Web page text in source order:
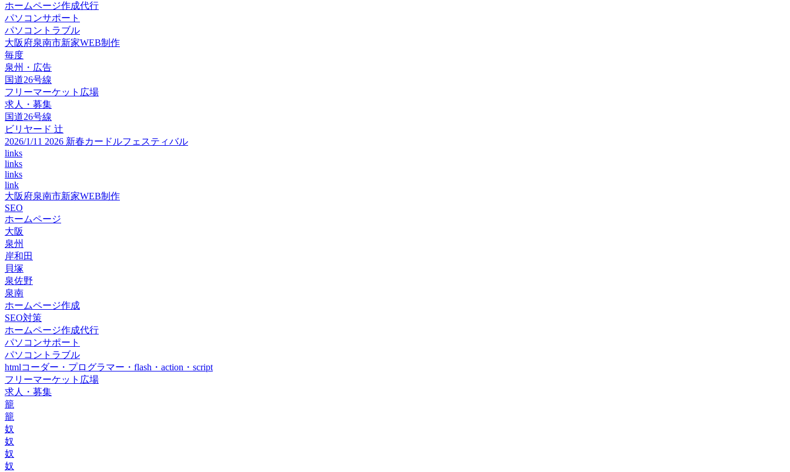
ホームページ作成代行
パソコンサポート
パソコントラブル
大阪府泉南市新家WEB制作
毎度
泉州・広告
国道26号線
フリーマーケット広場
求人・募集
国道26号線
ビリヤード 辻
2026/1/11 2026 新春カードルフェスティバル
links
links
links
link
大阪府泉南市新家WEB制作
SEO
ホームページ
大阪
泉州
岸和田
貝塚
泉佐野
泉南
ホームページ作成
SEO対策
ホームページ作成代行
パソコンサポート
パソコントラブル
htmlコーダー・プログラマー・flash・action・script
フリーマーケット広場
求人・募集
籠
籠
奴
奴
奴
奴